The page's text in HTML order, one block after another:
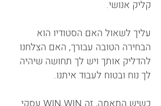
קליק אנושי.
עליך לשאול האם הסטודיו הוא
הבחירה הטובה עבורך, האם הצלחנו
להדליק אותך ויש לך תחושה שיהיה
לך נוח ובטוח לעבוד איתנו.